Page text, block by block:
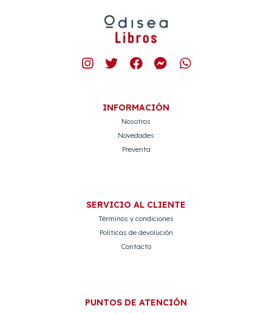
INFORMACIÓN
Nosotros
Novedades
Preventa
SERVICIO AL CLIENTE
Términos y condiciones
Políticas de devolución
Contacto
PUNTOS DE ATENCIÓN